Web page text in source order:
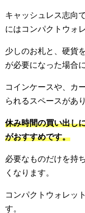
キャッシュレス志向
にはコンパクトウォ
少しのお札と、硬貨
が必要になった場合
コインケースや、カ
られるスペースがあ
休み時間の買い出し
がおすすめです。
必要なものだけを持
くなります。
コンパクトウォレッ
す。